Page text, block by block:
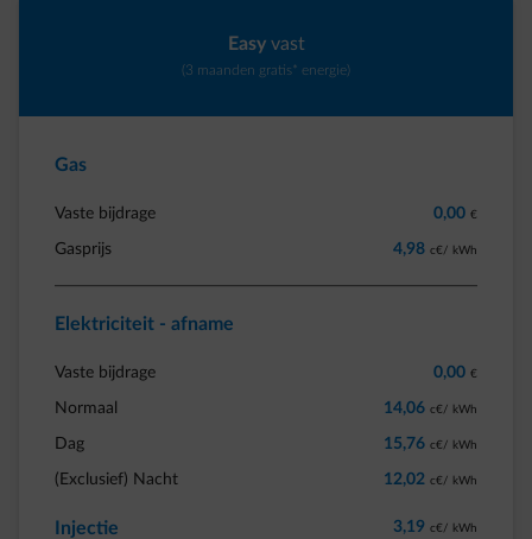
Easyvast
(3 maanden gratis* energie)
Gas
Vaste bijdrage 0,00 €
Gasprijs 4,98 c€/ kWh
Elektriciteit - afname
Vaste bijdrage 0,00 €
Normaal 14,06 c€/ kWh
Dag 15,76 c€/ kWh
(Exclusief) Nacht 12,02 c€/ kWh
Injectie 3,19 c€/ kWh